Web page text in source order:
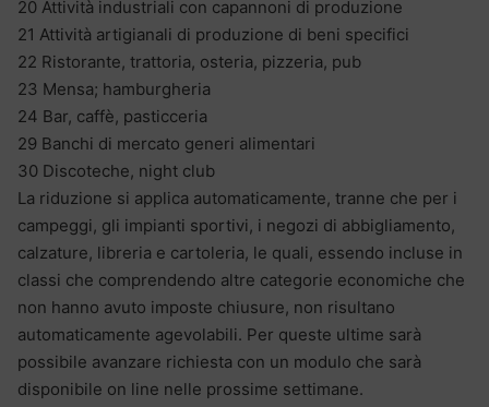
20 Attività industriali con capannoni di produzione
21 Attività artigianali di produzione di beni specifici
22 Ristorante, trattoria, osteria, pizzeria, pub
23 Mensa; hamburgheria
24 Bar, caffè, pasticceria
29 Banchi di mercato generi alimentari
30 Discoteche, night club
La riduzione si applica automaticamente, tranne che per i
campeggi, gli impianti sportivi, i negozi di abbigliamento,
calzature, libreria e cartoleria, le quali, essendo incluse in
classi che comprendendo altre categorie economiche che
non hanno avuto imposte chiusure, non risultano
automaticamente agevolabili. Per queste ultime sarà
possibile avanzare richiesta con un modulo che sarà
disponibile on line nelle prossime settimane.